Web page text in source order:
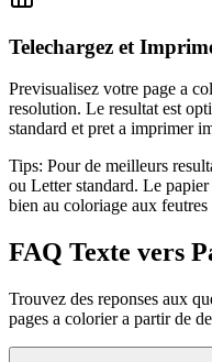
Telechargez et
Previsualisez votre page a
resolution. Le resultat est
standard et pret a imprimer
Tips: Pour de meilleurs
ou Letter standard. Le
bien au coloriage aux feutres
FAQ Texte vers
Trouvez des reponses aux
pages a colorier a partir de